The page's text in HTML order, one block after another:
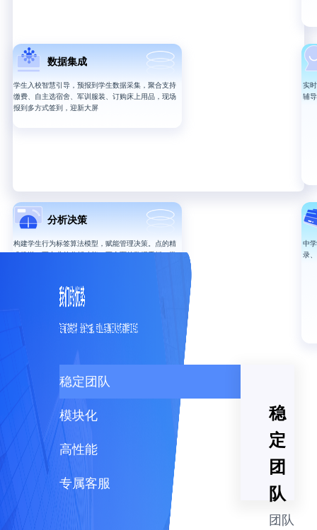
数据集成
学生入校智慧引导，预报到学生数据采集，聚合支持
缴费、自主选宿舍、军训服装、订购床上用品，现场
报到多方式签到，迎新大屏
实
辅
分析决策
构建学生行为标签算法模型，赋能管理决策。点的精
准推送，更专业的分析功能、更全面的数据看板、学
中
录
稳定团队
模块化
高性能
专属客服
稳
定
团
队
团队